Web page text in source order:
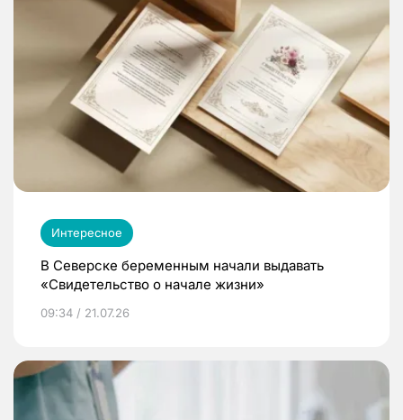
Интересное
В Северске беременным начали выдавать
«Свидетельство о начале жизни»
09:34 / 21.07.26